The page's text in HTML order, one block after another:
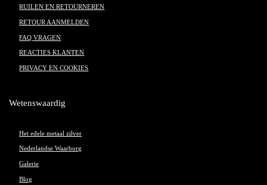
RUILEN EN RETOURNEREN
RETOUR AANMELDEN
FAQ VRAGEN
REACTIES KLANTEN
PRIVACY EN COOKIES
Wetenswaardig
Het edele metaal zilver
Nederlandse Waarborg
Galerie
Blog